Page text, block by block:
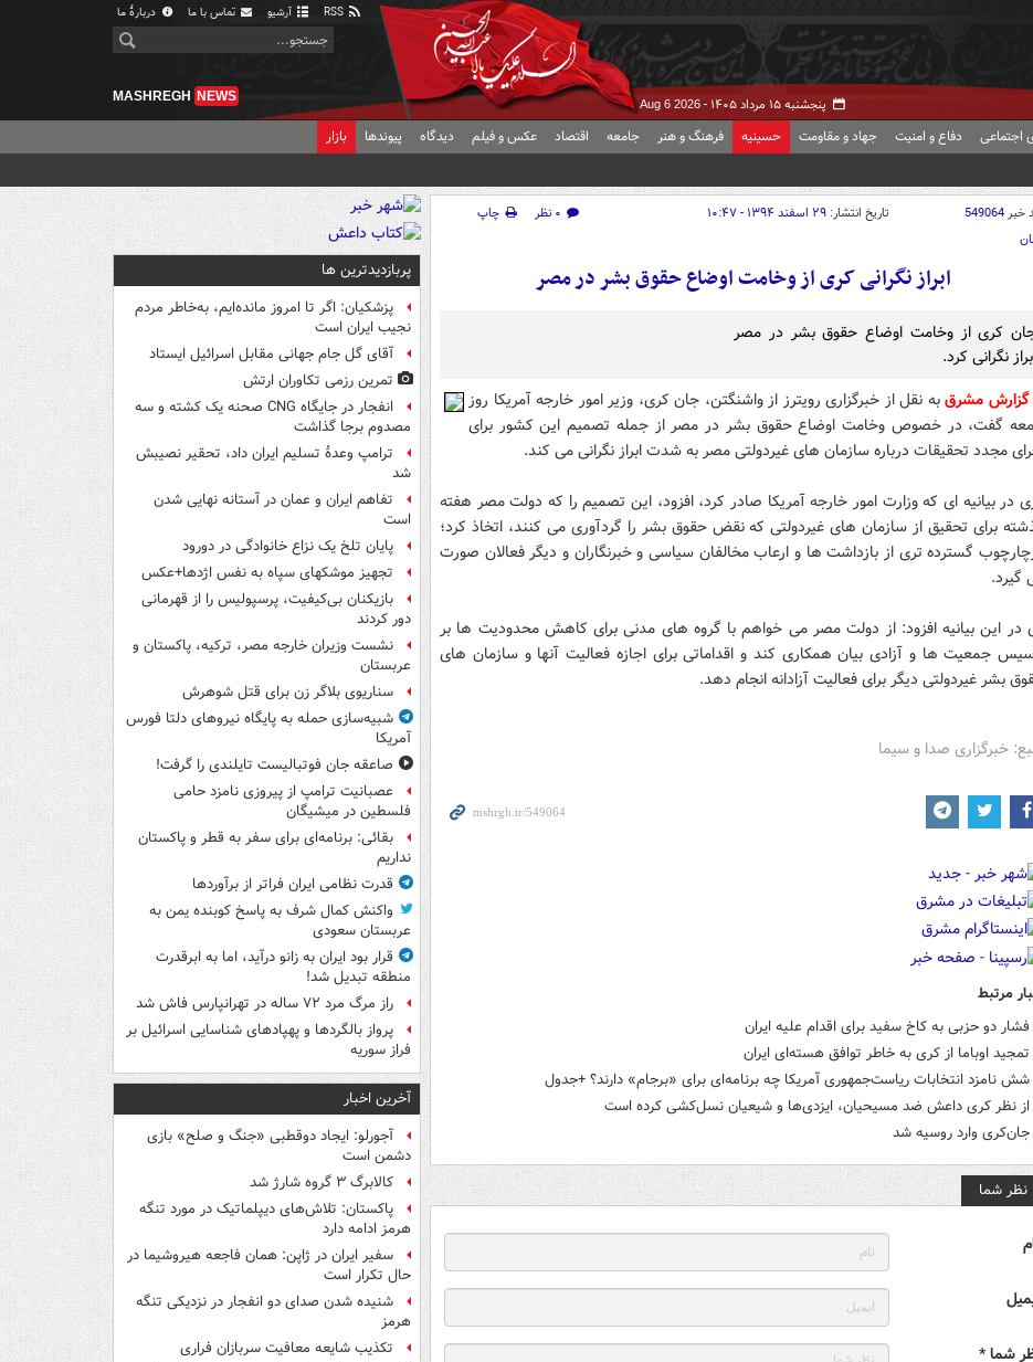
آرشیو تماس با ما دربارهٔ ما
پنجشنبه ۱۵ مرداد ۱۴۰۵ - Aug 6 2026
MASHREGH NEWS
اجتماعی دفاع و امنیت جهاد و مقاومت حسینیه فرهنگ و هنر جامعه اقتصاد عکس و فیلم دیدگاه پیوندها بازار
خبر549064 تاریخ انتشار: ۲۹ اسفند ۱۳۹۴ - ۱۰:۴۷ ۰ نظر
چاپ
ابراز نگرانی کری از وخامت اوضاع حقوق بشر در مصر
کری از وخامت اوضاع حقوق بشر در مصر
نگرانی کرد.
گزارش مشرقبه نقل از خبرگزاری رویترز از واشنگتن، جان کری، وزیر امور خارجه آمریکا روز
گفت، در خصوص وخامت اوضاع حقوق بشر در مصر از جمله تصمیم این کشور برای
مجدد تحقیقات درباره سازمان های غیردولتی مصر به شدت ابراز نگرانی می کند.
در بیانیه ای که وزارت امور خارجه آمریکا صادر کرد، افزود، این تصمیم را که دولت مصر هفته
برای تحقیق از سازمان های غیردولتی که نقض حقوق بشر را گردآوری می کنند، اتخاذ کرد؛
گسترده تری از بازداشت ها و ارعاب مخالفان سیاسی و خبرنگاران و دیگر فعالان صورت
گیرد.
در این بیانیه افزود: از دولت مصر می خواهم با گروه های مدنی برای کاهش محدودیت ها بر
جمعیت ها و آزادی بیان همکاری کند و اقداماتی برای اجازه فعالیت آنها و سازمان های
بشر غیردولتی دیگر برای فعالیت آزادانه انجام دهد.
خبرگزاری صدا و سیما
مرتبط
فشار دو حزبی به کاخ سفید برای اقدام علیه ایران
تمجید اوباما از کری به خاطر توافق هسته‌ای ایران
شش نامزد انتخابات ریاست‌جمهوری آمریکا چه برنامه‌ای برای «برجام» دارند؟ +جدول
از نظر کری داعش ضد مسیحیان، ایزدی‌ها و شیعیان نسل‌کشی کرده است
جان‌کری وارد روسیه شد
نظر شما
شما *
پربازدیدترین ها
پزشکیان: اگر تا امروز مانده‌ایم، به‌خاطر مردم
نجیب ایران است
آقای گل جام جهانی مقابل اسرائیل ایستاد
تمرین رزمی تکاوران ارتش
انفجار در جایگاه CNG صحنه یک کشته و سه
مصدوم برجا گذاشت
ترامپ وعدۀ تسلیم ایران داد، تحقیر نصیبش
شد
تفاهم ایران و عمان در آستانه نهایی شدن
است
پایان تلخ یک نزاع خانوادگی در دورود
تجهیز موشکهای سپاه به نفس اژدها+عکس
بازیکنان بی‌کیفیت، پرسپولیس را از قهرمانی
دور کردند
نشست وزیران خارجه مصر، ترکیه، پاکستان و
عربستان
سناریوی بلاگر زن برای قتل شوهرش
شبیه‌سازی حمله به پایگاه نیروهای دلتا فورس
آمریکا
صاعقه جان فوتبالیست تایلندی را گرفت!
عصبانیت ترامپ از پیروزی نامزد حامی
فلسطین در میشیگان
بقائی: برنامه‌ای برای سفر به قطر و پاکستان
نداریم
قدرت نظامی ایران فراتر از برآوردها
واکنش کمال شرف به پاسخ کوبنده یمن به
عربستان سعودی
قرار بود ایران به زانو درآید، اما به ابرقدرت
منطقه تبدیل شد!
راز مرگ مرد ۷۲ ساله در تهرانپارس فاش شد
پرواز بالگردها و پهپادهای شناسایی اسرائیل بر
فراز سوریه
آخرین اخبار
آجورلو: ایجاد دوقطبی «جنگ و صلح‌» بازی
دشمن است
کالابرگ ۳ گروه شارژ شد
پاکستان: تلاش‌های دیپلماتیک در مورد تنگه
هرمز ادامه دارد
سفیر ایران در ژاپن: همان فاجعه هیروشیما در
حال تکرار است
شنیده شدن صدای دو انفجار در نزدیکی تنگه
هرمز
تکذیب شایعه معافیت سربازان فراری